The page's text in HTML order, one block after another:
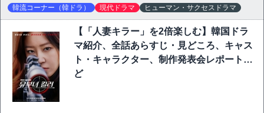
韓流コーナー（韓ドラ） 現代ドラマ ヒューマン・サクセスドラマ
【「人妻キラー」を2倍楽しむ】韓国ドラ
マ紹介、全話あらすじ・見どころ、キャス
ト・キャラクター、制作発表会レポートな
ど